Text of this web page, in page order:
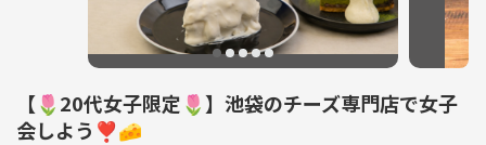
【🌷20代女子限定🌷】池袋のチーズ専門店で女子
会しよう❣️🧀